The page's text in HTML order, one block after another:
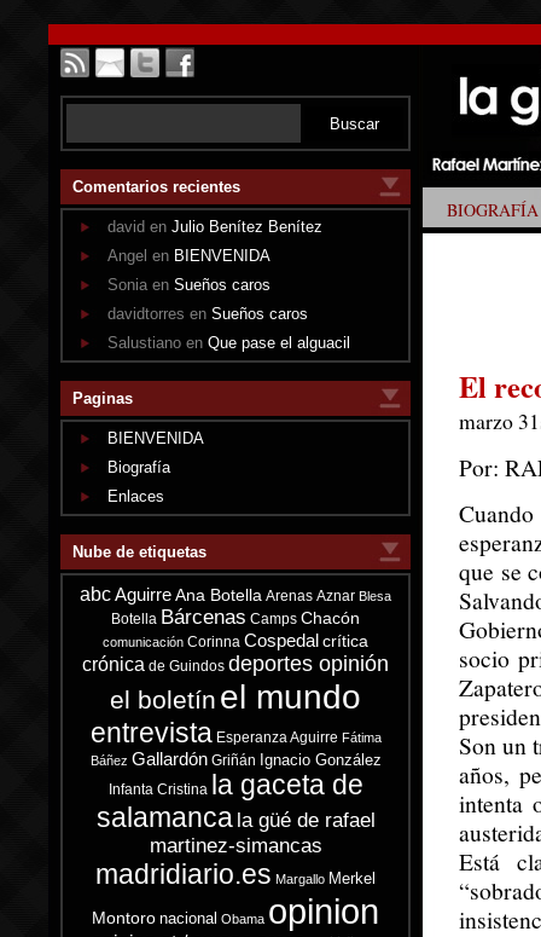
Comentarios recientes
david en Julio Benítez Benítez
Angel en BIENVENIDA
Sonia en Sueños caros
davidtorres en Sueños caros
Salustiano en Que pase el alguacil
Paginas
BIENVENIDA
Biografía
Enlaces
Nube de etiquetas
abcAguirre Ana Botella Arenas Aznar Blesa
Botella Bárcenas Camps Chacón
comunicación Corinna Cospedal crítica
crónica de Guindos deportes opinión
el boletín el mundo
entrevista Esperanza Aguirre Fátima
Báñez Gallardón Griñán Ignacio González
Infanta Cristina la gaceta de
salamanca la güé de rafael
martinez-simancas
madridiario.es Margallo Merkel
Montoro nacional Obama opinion
BIOGRAFÍA
El
marzo
Por:
que se
socio
Son un
años,
intenta
Está